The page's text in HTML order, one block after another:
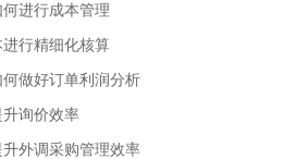
进行成本管理
行精细化核算
做好订单利润分析
询价效率
外调采购管理效率